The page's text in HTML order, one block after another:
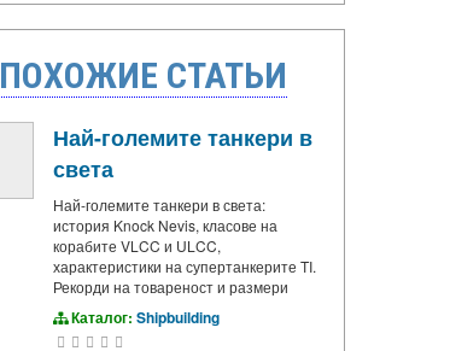
ПОХОЖИЕ СТАТЬИ
Най-големите танкери в
света
Най-големите танкери в света:
история Knock Nevis, класове на
корабите VLCC и ULCC,
характеристики на супертанкерите TI.
Рекорди на товареност и размери
Каталог: Shipbuilding